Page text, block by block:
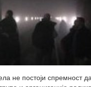
не постоји спремност